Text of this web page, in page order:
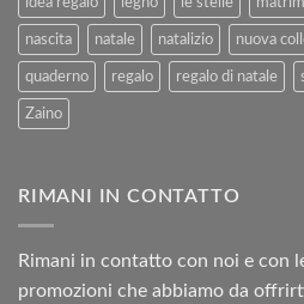
nascita natale natalizio nuova
quaderno regalo regalo di natale
Zaino
RIMANI IN CONTATTO
Rimani in contatto con noi e con
promozioni che abbiamo da